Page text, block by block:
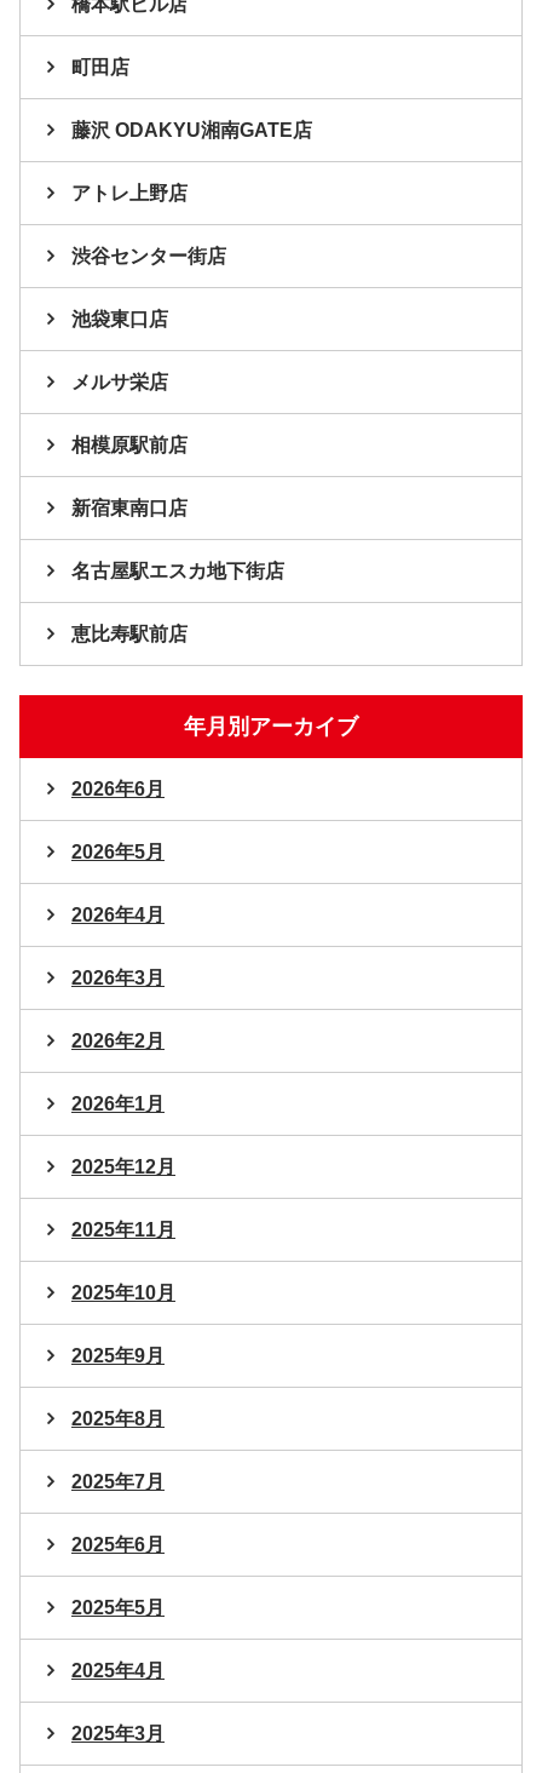
橋本駅ビル店
町田店
藤沢 ODAKYU湘南GATE店
アトレ上野店
渋谷センター街店
池袋東口店
メルサ栄店
相模原駅前店
新宿東南口店
名古屋駅エスカ地下街店
恵比寿駅前店
年月別アーカイブ
2026年6月
2026年5月
2026年4月
2026年3月
2026年2月
2026年1月
2025年12月
2025年11月
2025年10月
2025年9月
2025年8月
2025年7月
2025年6月
2025年5月
2025年4月
2025年3月